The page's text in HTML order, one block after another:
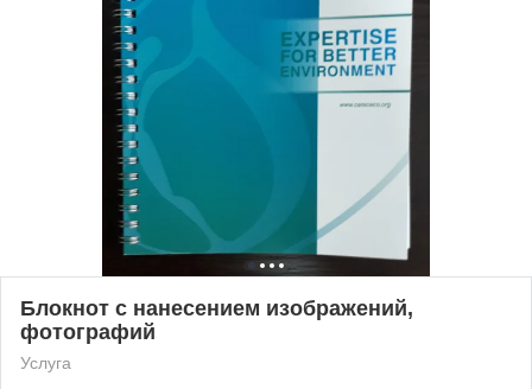
Блокнот с нанесением изображений,
фотографий
Услуга